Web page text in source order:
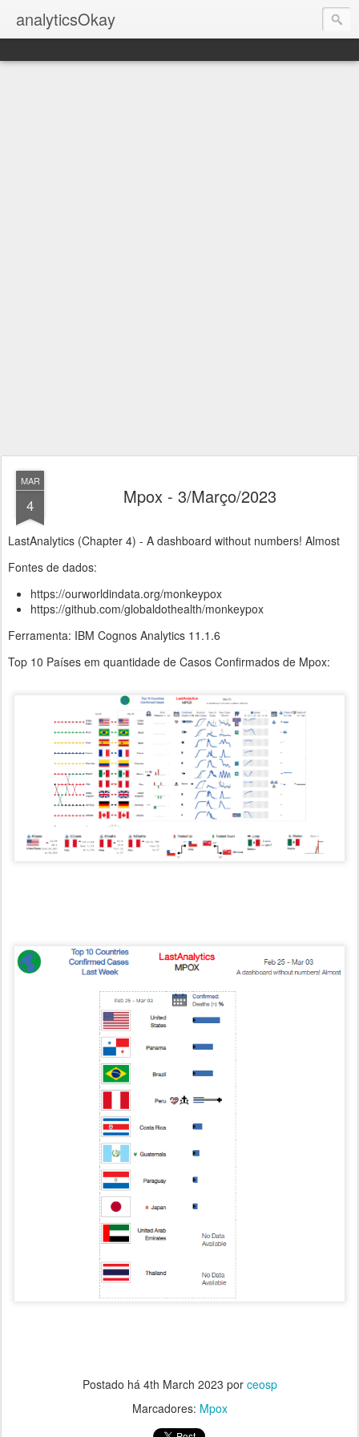
analyticsOkay
MAR
4 Mpox - 3/Março/2023
LastAnalytics (Chapter 4) - A dashboard without numbers! Almost
Fontes de dados:
https://ourworldindata.org/monkeypox
https://github.com/globaldothealth/monkeypox
Ferramenta: IBM Cognos Analytics 11.1.6
Top 10 Países em quantidade de Casos Confirmados de Mpox:
Postado há 4th March 2023 por ceosp
Marcadores: Mpox